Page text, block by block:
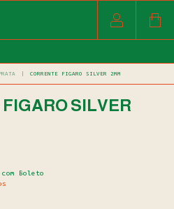
CORRENTE FIGARO SILVER 2MM
SILVER
com Boleto